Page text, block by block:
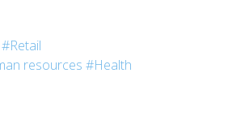
#Retail
resources #Health